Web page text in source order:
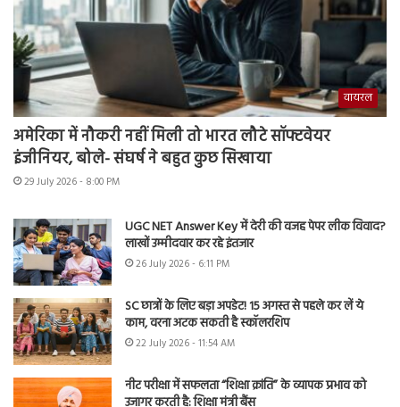
वायरल
अमेरिका में नौकरी नहीं मिली तो भारत लौटे सॉफ्टवेयर
इंजीनियर, बोले- संघर्ष ने बहुत कुछ सिखाया
29 July 2026 - 8:00 PM
UGC NET Answer Key में देरी की वजह पेपर लीक विवाद?
लाखों उम्मीदवार कर रहे इंतजार
26 July 2026 - 6:11 PM
SC छात्रों के लिए बड़ा अपडेट! 15 अगस्त से पहले कर लें ये
काम, वरना अटक सकती है स्कॉलरशिप
22 July 2026 - 11:54 AM
नीट परीक्षा में सफलता “शिक्षा क्रांति” के व्यापक प्रभाव को